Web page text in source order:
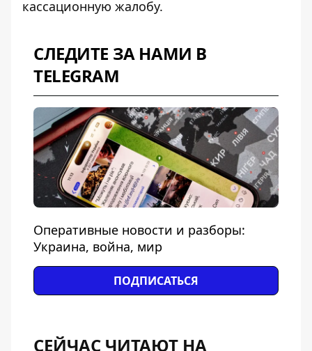
кассационную жалобу.
СЛЕДИТЕ ЗА НАМИ В
TELEGRAM
Оперативные новости и разборы:
Украина, война, мир
ПОДПИСАТЬСЯ
СЕЙЧАС ЧИТАЮТ НА